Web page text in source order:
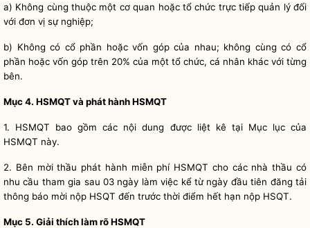
a) Không cùng thuộc một cơ quan hoặc tổ chức trực tiếp quản lý đối
với đơn vị sự nghiệp;
b) Không có cổ phần hoặc vốn góp của nhau; không cùng có cổ
phần hoặc vốn góp trên 20% của một tổ chức, cá nhân khác với từng
bên.
Mục 4. HSMQT và phát hành HSMQT
1. HSMQT bao gồm các nội dung được liệt kê tại Mục lục của
HSMQT này.
2. Bên mời thầu phát hành miễn phí HSMQT cho các nhà thầu có
nhu cầu tham gia sau 03 ngày làm việc kể từ ngày đầu tiên đăng tải
thông báo mời nộp HSQT đến trước thời điểm hết hạn nộp HSQT.
Mục 5. Giải thích làm rõ HSMQT